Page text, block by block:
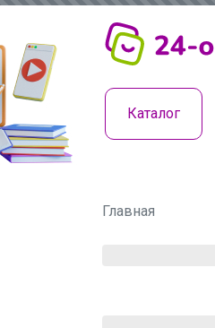
Каталог
Главная